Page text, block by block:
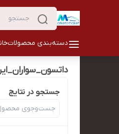
دسته‌بندی محصولات
جستجو در نتایج